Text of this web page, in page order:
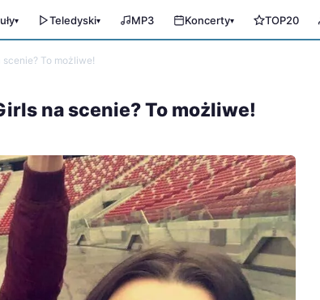
▾ Teledyski▾ MP3 Koncerty▾ TOP20
To możliwe!
na scenie? To możliwe!